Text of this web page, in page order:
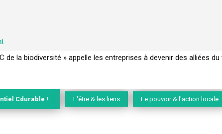
de la biodiversité » appelle les entreprises à devenir des alliées du
français a perdu sa mémoire hydrique et déréglé tout le territoire
Cdurable ! L'être & les liens Le pouvoir & l'action locale